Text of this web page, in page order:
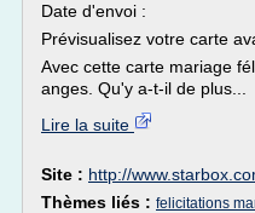
Date d'envoi :
Prévisualisez votre carte
Avec cette carte mariage
anges. Qu'y a-t-il de plus...
Lire la suite
Site : http://
Thèmes liés : felicitations